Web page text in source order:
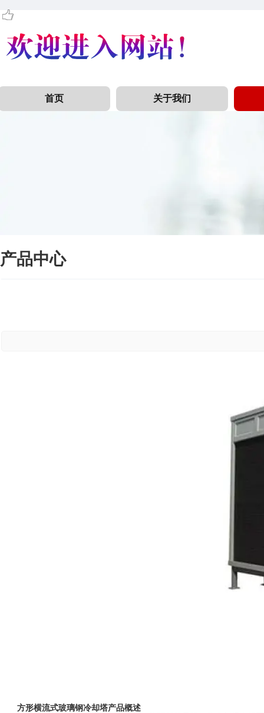
首页 关于我们
方形横流式玻璃钢冷却塔产品概述
产品中心